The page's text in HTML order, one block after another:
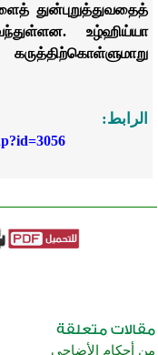
துன்புறுத்துவதைத்
உழ்ஹிய்யா
الرابط:
من أحكام الأضاحي